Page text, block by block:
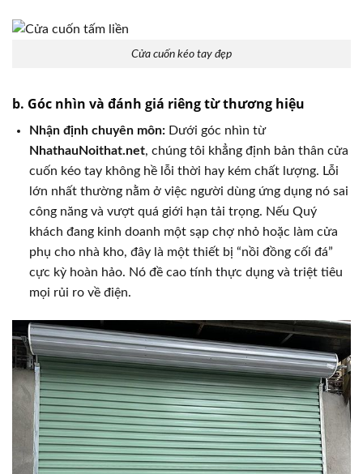
Cửa cuốn kéo tay đẹp
b. Góc nhìn và đánh giá riêng từ thương hiệu
Nhận định chuyên môn:Dưới góc nhìn từ
NhathauNoithat.net, chúng tôi khẳng định bản thân cửa
cuốn kéo tay không hề lỗi thời hay kém chất lượng. Lỗi
lớn nhất thường nằm ở việc người dùng ứng dụng nó sai
công năng và vượt quá giới hạn tải trọng. Nếu Quý
khách đang kinh doanh một sạp chợ nhỏ hoặc làm cửa
phụ cho nhà kho, đây là một thiết bị “nồi đồng cối đá”
cực kỳ hoàn hảo. Nó đề cao tính thực dụng và triệt tiêu
mọi rủi ro về điện.